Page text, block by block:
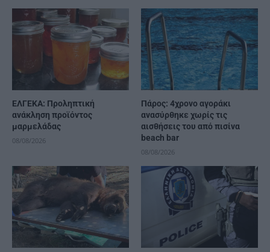
ΕΛΓΕΚΑ: Προληπτική
ανάκληση προϊόντος
μαρμελάδας
08/08/2026
Πάρος: 4χρονο αγοράκι
ανασύρθηκε χωρίς τις
αισθήσεις του από πισίνα
beach bar
08/08/2026